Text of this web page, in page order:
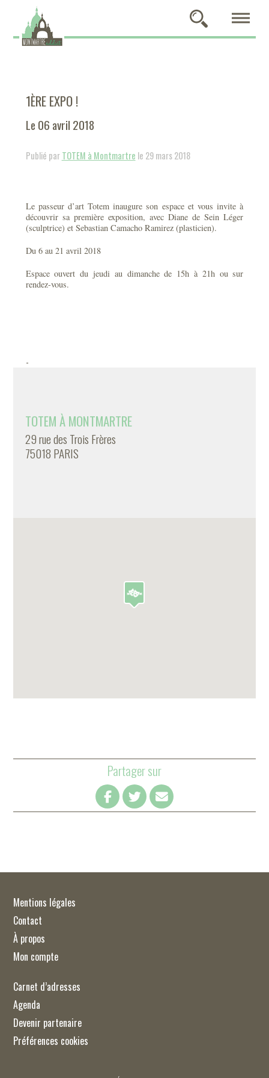
1ÈRE EXPO !
Le 06 avril 2018
Publié parTOTEM à Montmartre le 29 mars 2018
Le passeur d’art Totem inaugure son espace et vous invite à
découvrir sa première exposition, avec Diane de Sein Léger
(sculptrice) et Sebastian Camacho Ramirez (plasticien).
Du 6 au 21 avril 2018
Espace ouvert du jeudi au dimanche de 15h à 21h ou sur
rendez-vous.
-
TOTEM À MONTMARTRE
29 rue des Trois Frères
75018 PARIS
Partager sur
Mentions légales
Contact
À propos
Mon compte
Carnet d’adresses
Agenda
Devenir partenaire
Préférences cookies